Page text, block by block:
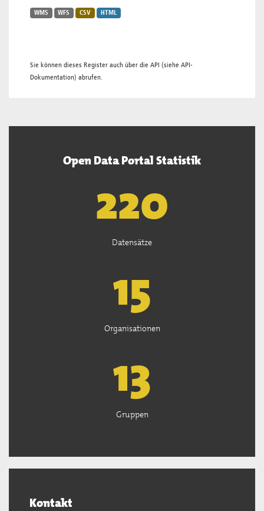
WMS WFS CSV HTML
Sie können dieses Register auch über die API (siehe API-
Dokumentation) abrufen.
Open Data Portal Statistik
222
Datensätze
15
Organisationen
13
Gruppen
Kontakt